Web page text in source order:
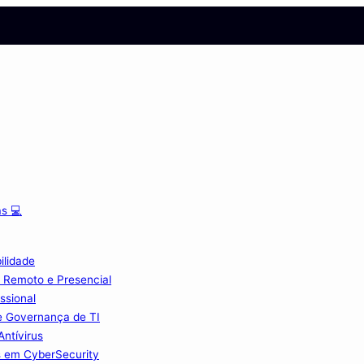
💻
e Presencial
Governança de TI
CyberSecurity